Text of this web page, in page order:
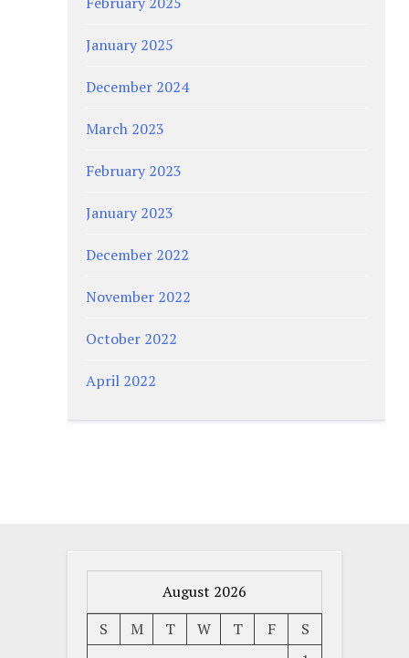
January 2025
December 2024
March 2023
February 2023
January 2023
December 2022
November 2022
October 2022
April 2022
August 2026
S
M T W T F
S